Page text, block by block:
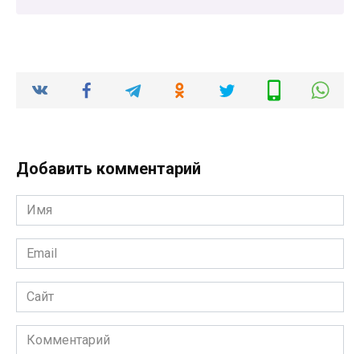
Добавить комментарий
Имя
*
Email
*
Сайт
Комментарий